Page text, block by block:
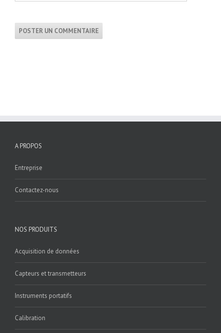
A PROPOS
Entreprise
Contactez-nous
NOS PRODUITS
Acquisition de données
Capteurs et transmetteurs
Instruments portatifs
Calibration